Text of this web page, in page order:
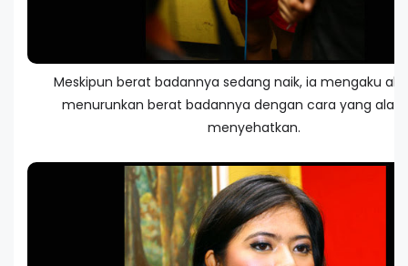
Meskipun berat badannya sedang naik, ia mengaku
menurunkan berat badannya dengan cara yang
menyehatkan.